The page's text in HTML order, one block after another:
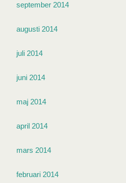
september 2014
augusti 2014
juli 2014
juni 2014
maj 2014
april 2014
mars 2014
februari 2014